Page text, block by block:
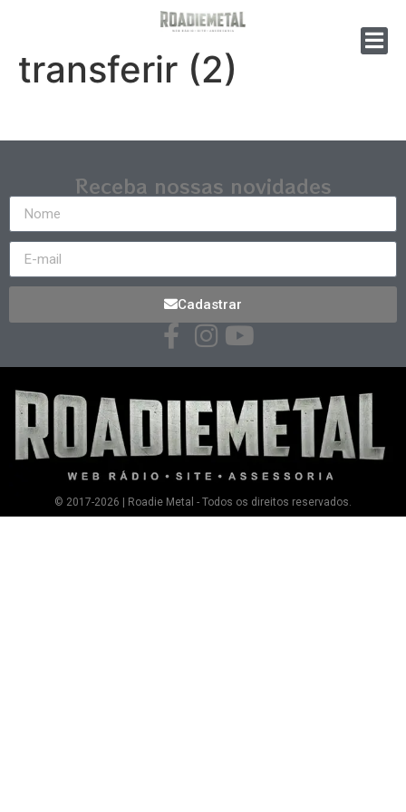
transferir (2)
Receba nossas novidades
Cadastrar
© 2017-2026 | Roadie Metal - Todos os direitos reservados.